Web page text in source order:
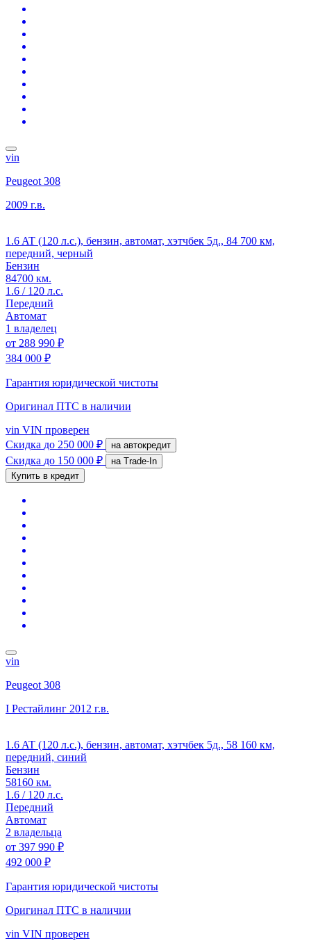
vin
Peugeot 308
2009 г.в.
1.6 AT (120 л.с.), бензин, автомат, хэтчбек 5д., 84 700 км,
передний, черный
Бензин
84700 км.
1.6 / 120 л.с.
Передний
Автомат
1 владелец
от 288 990 ₽
384 000 ₽
Гарантия юридической чистоты
Оригинал ПТС в наличии
vin VIN проверен
Скидка до 250 000 ₽ на автокредит
Скидка до 150 000 ₽
на Trade-In
Купить в кредит
vin
Peugeot 308
I Рестайлинг 2012 г.в.
1.6 AT (120 л.с.), бензин, автомат, хэтчбек 5д., 58 160 км,
передний, синий
Бензин
58160 км.
1.6 / 120 л.с.
Передний
Автомат
2 владельца
от 397 990 ₽
492 000 ₽
Гарантия юридической чистоты
Оригинал ПТС в наличии
vin VIN проверен